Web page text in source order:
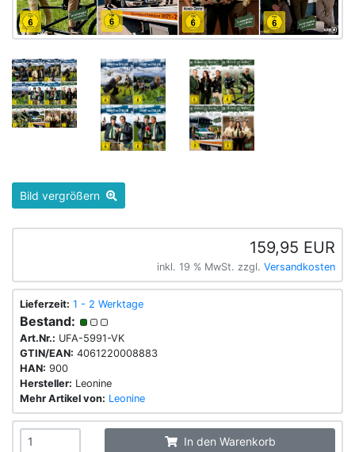
Bild vergrößern
159,95 EUR
inkl. 19 % MwSt. zzgl. Versandkosten
Lieferzeit: 1 - 2 Werktage
Bestand:
Art.Nr.: UFA-5991-VK
GTIN/EAN: 4061220008883
HAN: 900
Hersteller: Leonine
Mehr Artikel von: Leonine
In den Warenkorb